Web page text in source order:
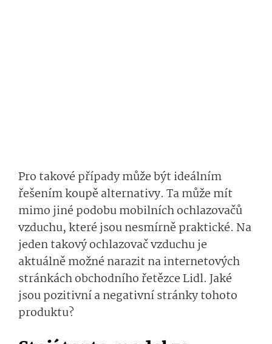
Pro takové případy může být ideálním
řešením koupě alternativy. Ta může mít
mimo jiné podobu mobilních ochlazovačů
vzduchu, které jsou nesmírně praktické. Na
jeden takový ochlazovač vzduchu je
aktuálně možné narazit na internetových
stránkách obchodního řetězce Lidl. Jaké
jsou pozitivní a negativní stránky tohoto
produktu?